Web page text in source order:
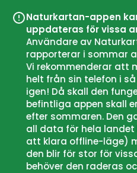
Naturkartan-appen
uppdateras för vissa
Användare av
rapporterar i sommar
Vi rekommenderar att
helt från sin telefon i
igen! Då skall den
befintliga appen skall
efter sommaren. Den
all data för hela
att klara offline-läge)
den blir för stor för
behöver den raderas